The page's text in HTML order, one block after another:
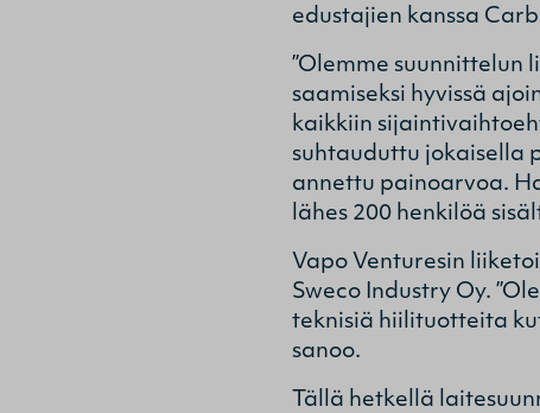
edustajien kanssa
”Olemme
saamiseksi hyvissä
kaikkiin
suhtauduttu jokaisella
annettu painoarvoa.
lähes 200 henkilöä
Vapo Venturesin
Sweco Industry Oy.
teknisiä hiilituotteita
sanoo.
Tällä hetkellä